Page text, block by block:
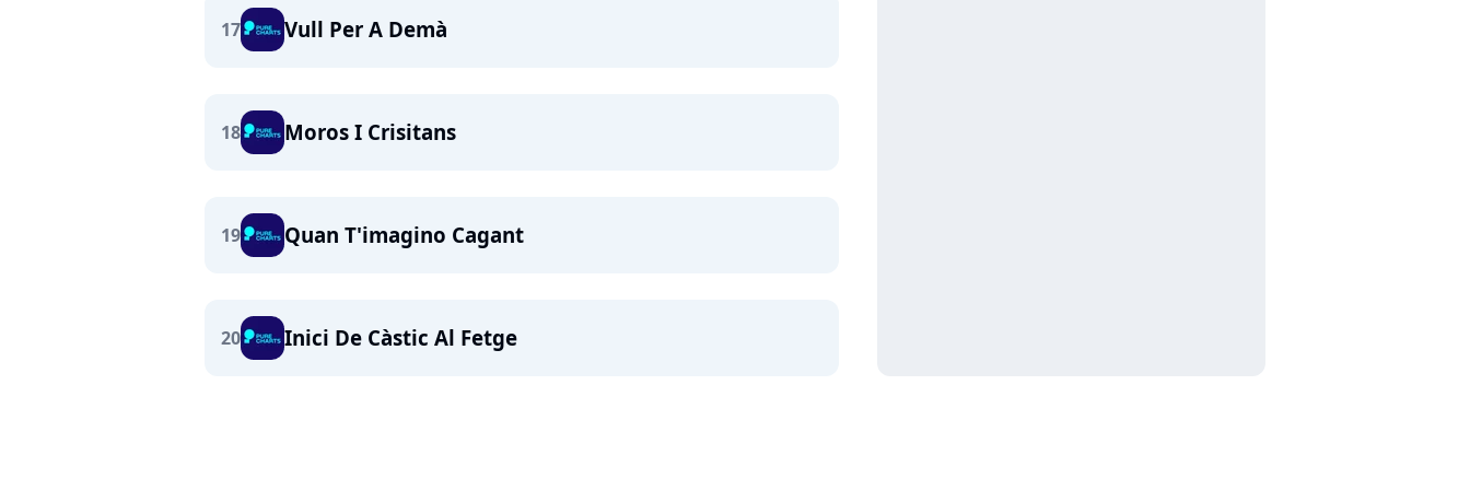
17 Vull Per A Demà
18 Moros I Crisitans
19 Quan T'imagino Cagant
20 Inici De Càstic Al Fetge